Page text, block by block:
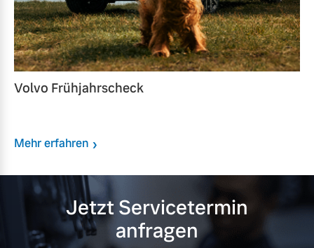
Volvo Frühjahrscheck
Mehr erfahren
Jetzt Servicetermin
anfragen